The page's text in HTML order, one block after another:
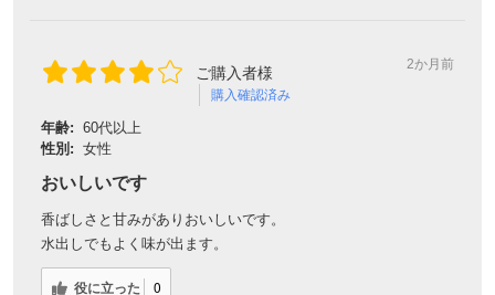
ご購入者様
購入確認済み
2か月前
年齢: 60代以上
性別: 女性
おいしいです
香ばしさと甘みがありおいしいです。
水出しでもよく味が出ます。
役に立った 0